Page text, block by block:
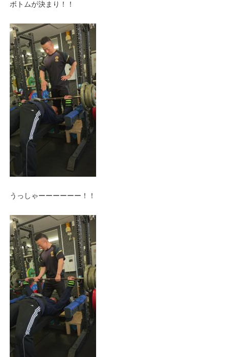
ボトムが決まり！！
うっしゃーーーーーー！！